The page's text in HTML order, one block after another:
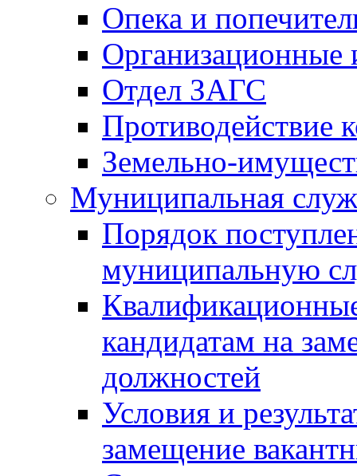
Опека и
Отдел ЗАГС
Противодействие
Земельно-
Муниципальная
Порядок
муниципальную
кандидатам на
должностей
Условия и
замещение